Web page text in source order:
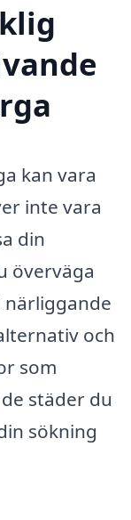
kan vara
inte vara
din
överväga
och
som
städer du
sökning